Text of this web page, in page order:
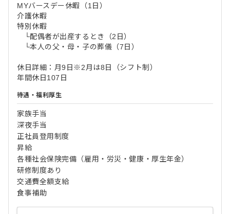
MYバースデー休暇（1日）
介護休暇
特別休暇
└配偶者が出産するとき（2日）
└本人の父・母・子の葬儀（7日）
休日詳細：月9日※2月は8日（シフト制）
年間休日107日
待遇・福利厚生
家族手当
深夜手当
正社員登用制度
昇給
各種社会保険完備（雇用・労災・健康・厚生年金）
研修制度あり
交通費全額支給
食事補助